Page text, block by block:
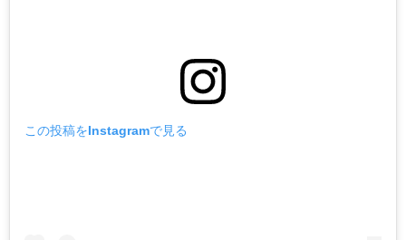
この投稿をInstagramで見る